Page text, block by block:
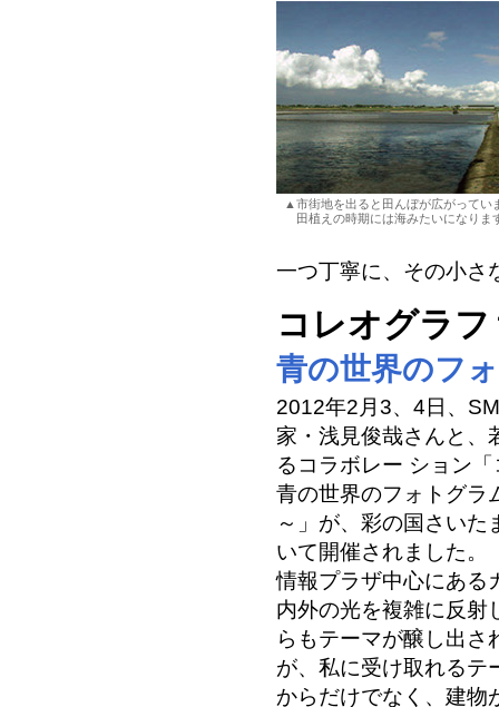
▲市街地を出ると田んぼが広がってい
田植えの時期には海みたいになりま
一つ丁寧に、その小さ
コレオグラ
青の世界のフ
2012年2月3、4日、
家・浅見俊哉さんと、
るコラボレー ション
青の世界のフォトグラ
～」が、彩の国さい
いて開催されました。
情報プラザ中心にある
内外の光を複雑に反射
らもテーマが醸し出さ
が、私に受け取れるテ
からだけでなく、建物